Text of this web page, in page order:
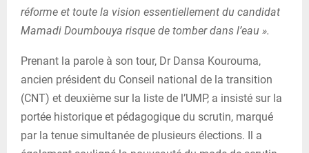
réforme et toute la vision essentiellement du candidat
Mamadi Doumbouya risque de tomber dans l’eau ».
Prenant la parole à son tour, Dr Dansa Kourouma,
ancien président du Conseil national de la transition
(CNT) et deuxième sur la liste de l’UMP, a insisté sur la
portée historique et pédagogique du scrutin, marqué
par la tenue simultanée de plusieurs élections. Il a